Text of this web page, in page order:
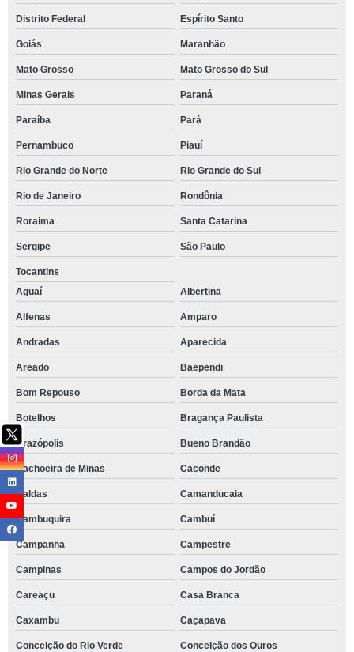
Distrito Federal Espírito Santo
Goiás Maranhão
Mato Grosso Mato Grosso do Sul
Minas Gerais Paraná
Paraíba Pará
Pernambuco Piauí
Rio Grande do Norte Rio Grande do Sul
Rio de Janeiro Rondônia
Roraima Santa Catarina
Sergipe São Paulo
Tocantins
Aguaí
Albertina
Alfenas Amparo
Andradas Aparecida
Areado Baependi
Bom Repouso Borda da Mata
Botelhos Bragança Paulista
Brazópolis Bueno Brandão
Cachoeira de Minas Caconde
Caldas Camanducaia
Cambuquira Cambuí
Campanha Campestre
Campinas Campos do Jordão
Careaçu Casa Branca
Caxambu Caçapava
Conceição do Rio Verde Conceição dos Ouros